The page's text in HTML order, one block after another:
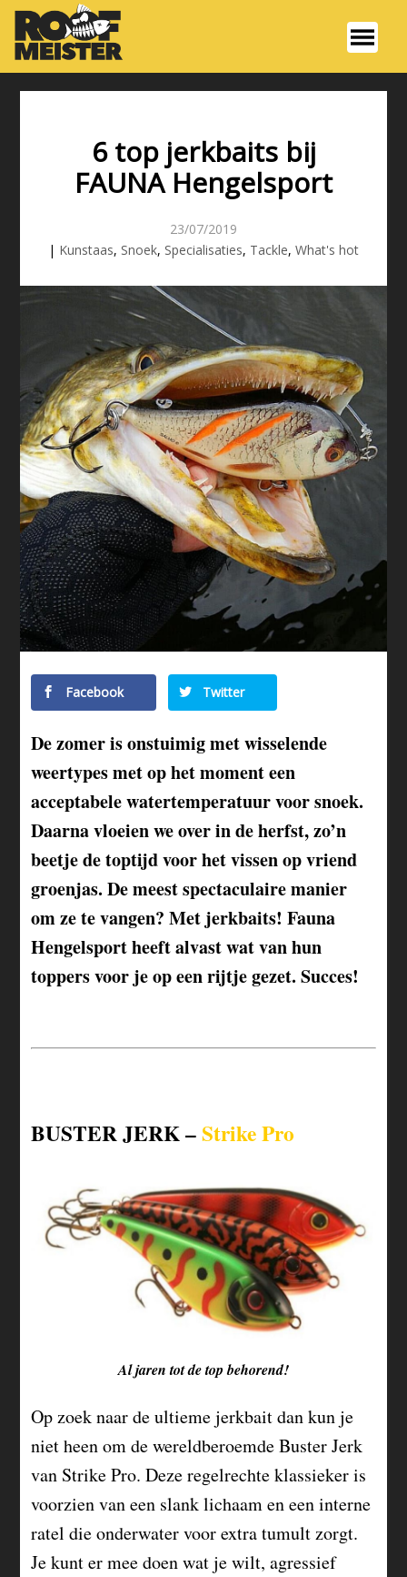
6 top jerkbaits bij
FAUNA Hengelsport
23/07/2019
| Kunstaas, Snoek, Specialisaties, Tackle, What's hot
Facebook Twitter
De zomer is onstuimig met wisselende
weertypes met op het moment een
acceptabele watertemperatuur voor snoek.
Daarna vloeien we over in de herfst, zo’n
beetje de toptijd voor het vissen op vriend
groenjas. De meest spectaculaire manier
om ze te vangen? Met jerkbaits! Fauna
Hengelsport heeft alvast wat van hun
toppers voor je op een rijtje gezet. Succes!
BUSTER JERK –Strike Pro
Al jaren tot de top behorend!
Op zoek naar de ultieme jerkbait dan kun je
niet heen om de wereldberoemde Buster Jerk
van Strike Pro. Deze regelrechte klassieker is
voorzien van een slank lichaam en een interne
ratel die onderwater voor extra tumult zorgt.
Je kunt er mee doen wat je wilt, agressief